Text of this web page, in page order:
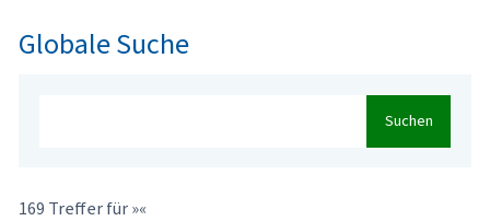
Globale Suche
Suchen
169 Treffer für »«